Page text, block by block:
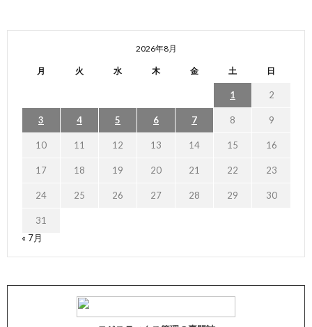
2026年8月
月 火 水 木 金 土 日
1 2
3 4 5 6 7 8 9
10 11 12 13 14 15 16
17 18 19 20 21 22 23
24 25 26 27 28 29 30
31
« 7月